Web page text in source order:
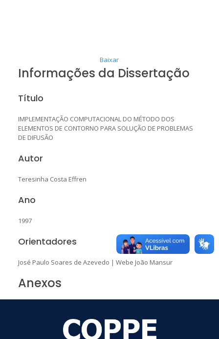
Baixar
Informações da Dissertação
Título
IMPLEMENTAÇÃO COMPUTACIONAL DO MÉTODO DOS
ELEMENTOS DE CONTORNO PARA SOLUÇÃO DE PROBLEMAS
DE DIFUSÃO
Autor
Teresinha Costa Effren
Ano
1997
Orientadores
José Paulo Soares de Azevedo | Webe João Mansur
Anexos